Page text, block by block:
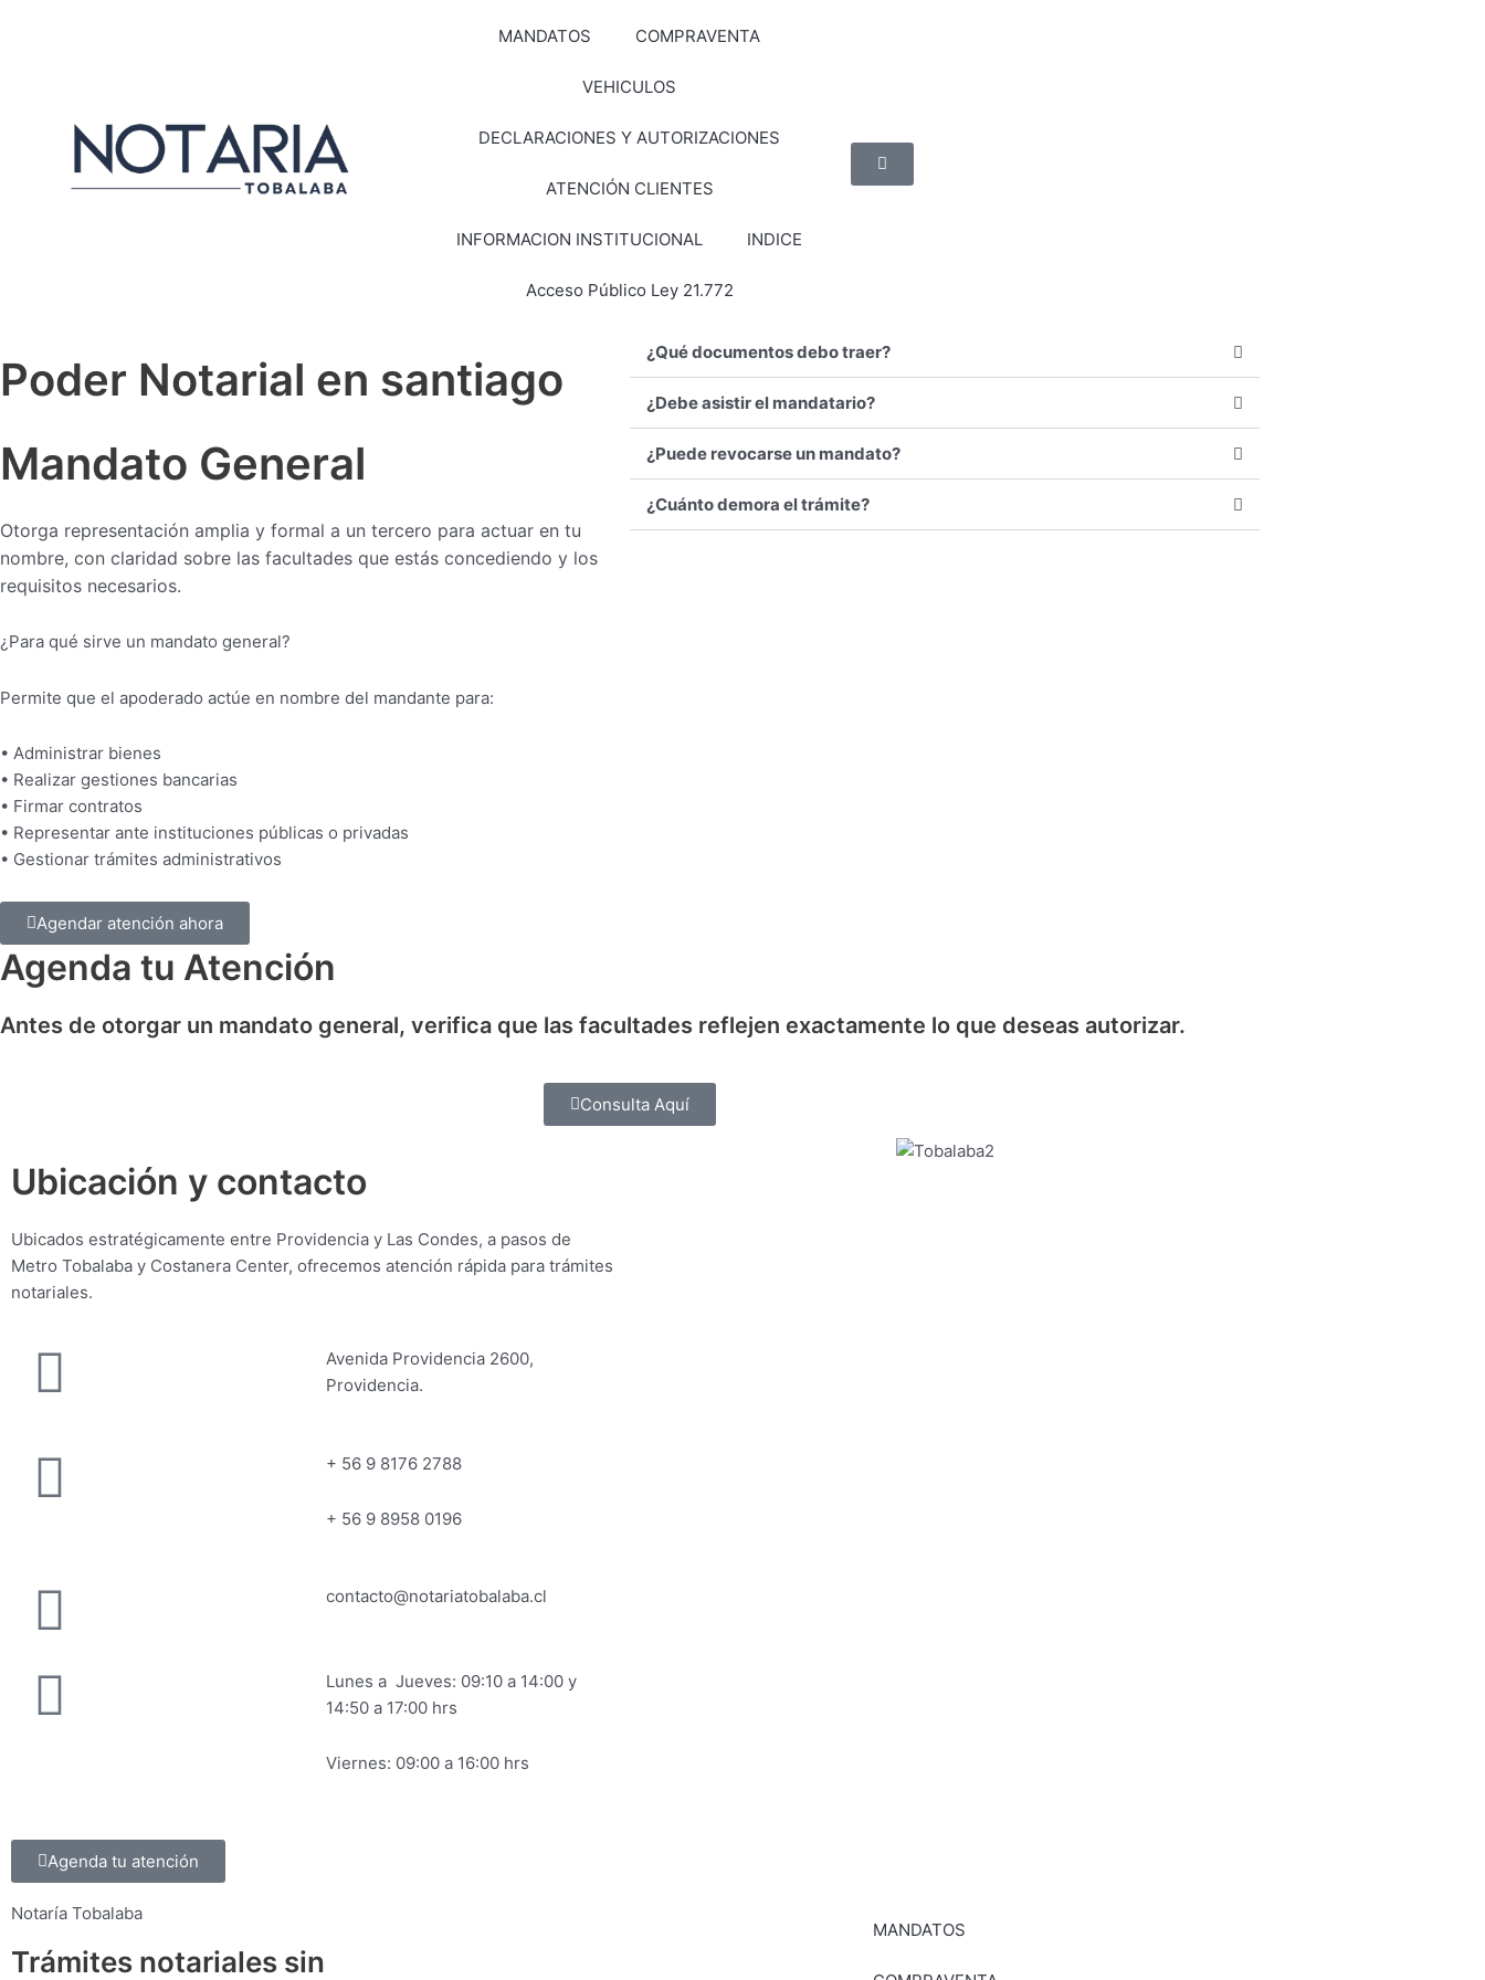
MANDATOS COMPRAVENTA
VEHICULOS
DECLARACIONES Y AUTORIZACIONES
ATENCIÓN CLIENTES
INFORMACION INSTITUCIONAL INDICE
Acceso Público Ley 21.772
Poder Notarial en santiago
Mandato General
Otorga representación amplia y formal a un tercero para actuar en tu
nombre, con claridad sobre las facultades que estás concediendo y los
requisitos necesarios.
¿Para qué sirve un mandato general?
Permite que el apoderado actúe en nombre del mandante para:
• Administrar bienes
• Realizar gestiones bancarias
• Firmar contratos
• Representar ante instituciones públicas o privadas
• Gestionar trámites administrativos
Agendar atención ahora
¿Qué documentos debo traer?
¿Debe asistir el mandatario?
¿Puede revocarse un mandato?
¿Cuánto demora el trámite?
Agenda tu Atención
Antes de otorgar un mandato general, verifica que las facultades reflejen exactamente lo que deseas autorizar.
Consulta Aquí
Ubicación y contacto
Ubicados estratégicamente entre Providencia y Las Condes, a pasos de
Metro Tobalaba y Costanera Center, ofrecemos atención rápida para trámites
notariales.
Avenida Providencia 2600,
Providencia.
+ 56 9 8176 2788
+ 56 9 8958 0196
contacto@notariatobalaba.cl
Lunes a Jueves: 09:10 a 14:00 y
14:50 a 17:00 hrs
Viernes: 09:00 a 16:00 hrs
Agenda tu atención
Notaría Tobalaba
Trámites notariales sin
MANDATOS